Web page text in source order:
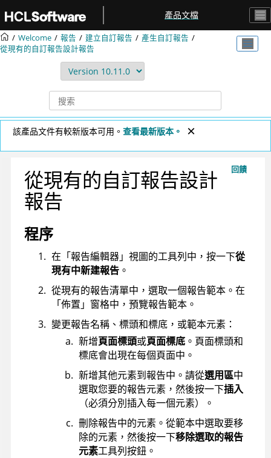
產品文檔
Welcome 報告 建立自訂報告
產生自訂報告
從現有的自訂報告設計報告
該產品文件有較新版本可用。 查看最新版本。
回饋
從現有的自訂報告設計
報告
程序
在「報告編輯器」視圖的工具列中，按一下從
現有中新建報告 。
從現有的報告清單中，選取一個報告範本。在
「佈置」窗格中，預覽報告範本。
變更報告名稱、標頭和標底，或範本元素：
新增頁面標頭或頁面標底 。頁面標頭和
標底會出現在每個頁面中。
新增其他元素到報告中。請從選用區中
選取您要的報告元素，然後按一下插入
（必須分別插入每一個元素）。
刪除報告中的元素。從範本中選取要移
除的元素，然後按一下移除選取的報告
元素工具列按鈕。